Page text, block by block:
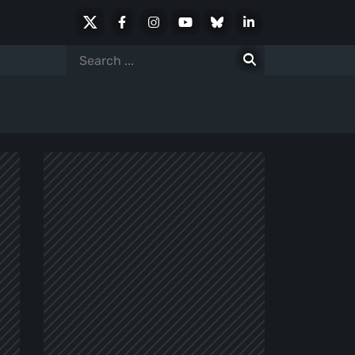
FacebookInstagramYoutubeBlueskyLinkedIn
Search